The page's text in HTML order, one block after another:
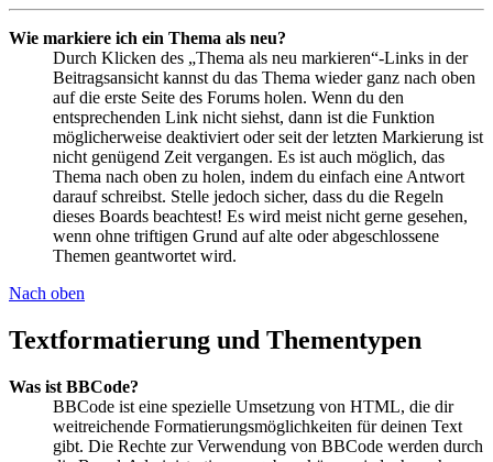
Wie markiere ich ein Thema als neu?
Durch Klicken des „Thema als neu markieren“-Links in der
Beitragsansicht kannst du das Thema wieder ganz nach oben
auf die erste Seite des Forums holen. Wenn du den
entsprechenden Link nicht siehst, dann ist die Funktion
möglicherweise deaktiviert oder seit der letzten Markierung ist
nicht genügend Zeit vergangen. Es ist auch möglich, das
Thema nach oben zu holen, indem du einfach eine Antwort
darauf schreibst. Stelle jedoch sicher, dass du die Regeln
dieses Boards beachtest! Es wird meist nicht gerne gesehen,
wenn ohne triftigen Grund auf alte oder abgeschlossene
Themen geantwortet wird.
Nach oben
Textformatierung und Thementypen
Was ist BBCode?
BBCode ist eine spezielle Umsetzung von HTML, die dir
weitreichende Formatierungsmöglichkeiten für deinen Text
gibt. Die Rechte zur Verwendung von BBCode werden durch